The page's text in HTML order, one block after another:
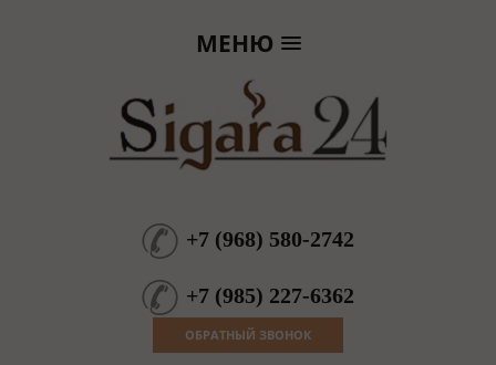
МЕНЮ
+7 (968) 580-2742
+7 (985) 227-6362
ОБРАТНЫЙ ЗВОНОК